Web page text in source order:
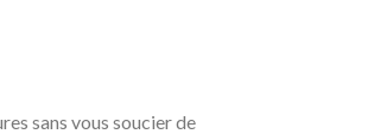
sans vous soucier de